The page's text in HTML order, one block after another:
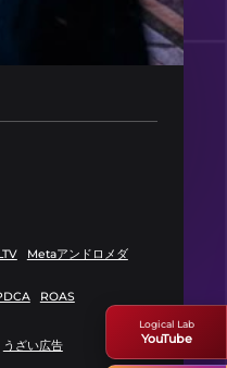
Logical Lab
YouTube
Metaアンドロメダ
ROAS
うざい広告